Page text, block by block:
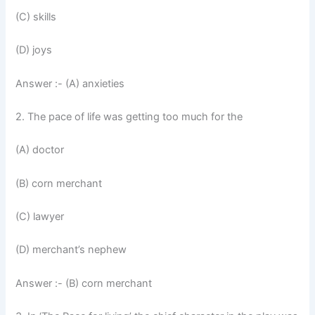
(C) skills
(D) joys
Answer :- (A) anxieties
2. The pace of life was getting too much for the
(A) doctor
(B) corn merchant
(C) lawyer
(D) merchant’s nephew
Answer :- (B) corn merchant